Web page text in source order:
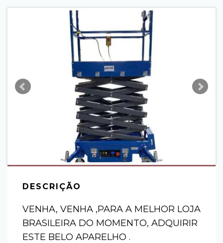
DESCRIÇÃO
VENHA, VENHA ,PARA A MELHOR LOJA
BRASILEIRA DO MOMENTO, ADQUIRIR
ESTE BELO APARELHO .